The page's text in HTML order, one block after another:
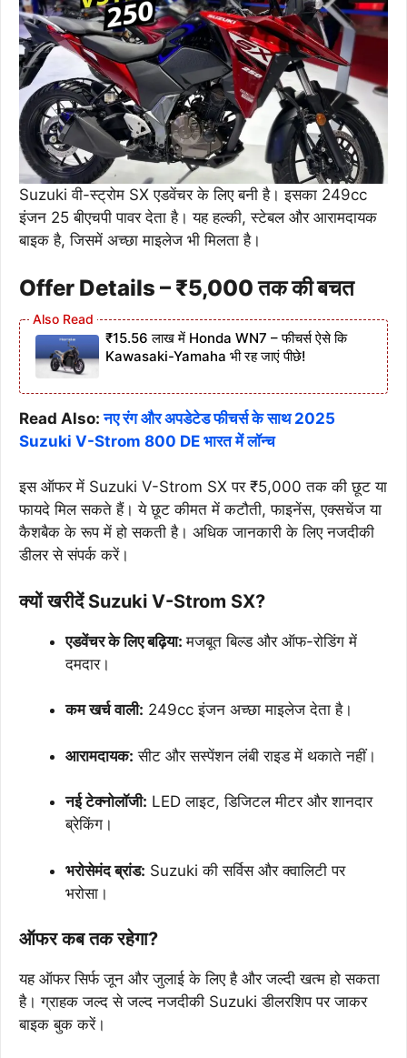
Suzuki वी-स्ट्रोम SX एडवेंचर के लिए बनी है। इसका 249cc
इंजन 25 बीएचपी पावर देता है। यह हल्की, स्टेबल और आरामदायक
बाइक है, जिसमें अच्छा माइलेज भी मिलता है।
Offer Details – ₹5,000 तक की बचत
₹15.56 लाख में Honda WN7 – फीचर्स ऐसे कि
Kawasaki-Yamaha भी रह जाएं पीछे!
Read Also: नए रंग और अपडेटेड फीचर्स के साथ 2025
Suzuki V-Strom 800 DE भारत में लॉन्च
इस ऑफर में Suzuki V-Strom SX पर ₹5,000 तक की छूट या
फायदे मिल सकते हैं। ये छूट कीमत में कटौती, फाइनेंस, एक्सचेंज या
कैशबैक के रूप में हो सकती है। अधिक जानकारी के लिए नजदीकी
डीलर से संपर्क करें।
क्यों खरीदें Suzuki V-Strom SX?
एडवेंचर के लिए बढ़िया:मजबूत बिल्ड और ऑफ-रोडिंग में
दमदार।
कम खर्च वाली: 249cc इंजन अच्छा माइलेज देता है।
आरामदायक: सीट और सस्पेंशन लंबी राइड में थकाते नहीं।
नई टेक्नोलॉजी: LED लाइट, डिजिटल मीटर और शानदार
ब्रेकिंग।
भरोसेमंद ब्रांड: Suzuki की सर्विस और क्वालिटी पर
भरोसा।
ऑफर कब तक रहेगा?
यह ऑफर सिर्फ जून और जुलाई के लिए है और जल्दी खत्म हो सकता
है। ग्राहक जल्द से जल्द नजदीकी Suzuki डीलरशिप पर जाकर
बाइक बुक करें।